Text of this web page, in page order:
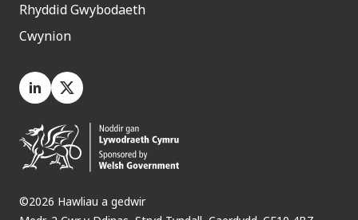
Rhyddid Gwybodaeth
Cwynion
LinkedIn
X.com
©2026 Hawliau a gedwir